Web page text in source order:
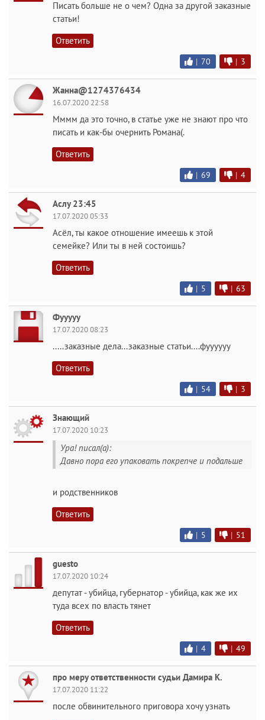
Писать больше не о чем? Одна за другой заказные
статьи!
Ответить
| 70 | 3
Жанна@1274376434
16.07.2020 22:58
Мммм да это точно, в статье уже не знают про что
писать и как-бы очернить Романа(.
Ответить
| 69 | 4
Аслу 23:45
17.07.2020 05:33
Асёл, ты какое отношение имеешь к этой
семейке? Или ты в ней состоишь?
Ответить
| 5 | 63
Фууууу
17.07.2020 08:23
.....заказные дела...заказные статьи....фуууууу
Ответить
| 54 | 3
Знающий
17.07.2020 10:23
Ура! писал(а):
Давно пора его упаковать покрепче и подальше
и родственников
Ответить
| 5 | 51
guesto
17.07.2020 10:24
депутат - убийца, губернатор - убийца, как же их
туда всех по власть тянет
Ответить
| 4 | 49
про меру ответственности судьи Дамира К.
17.07.2020 11:22
после обвинительного приговора хочу узнать